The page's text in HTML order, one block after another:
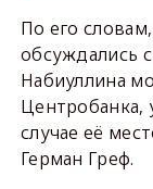
По его
обсуждались
Набиуллина
Центробанка,
случае её
Герман Греф.